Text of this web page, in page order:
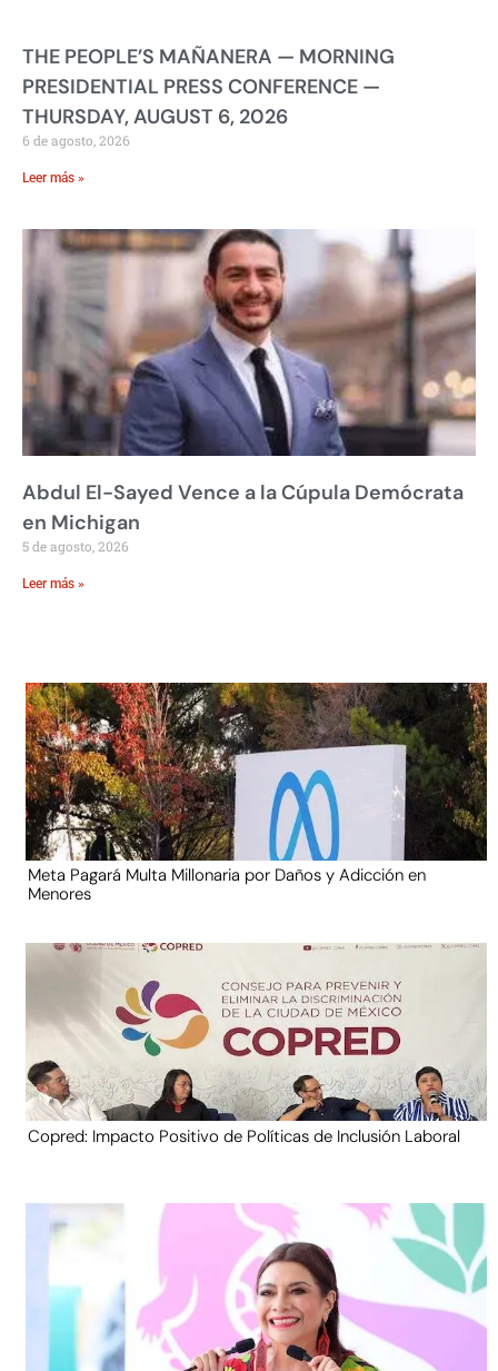
THE PEOPLE’S MAÑANERA — MORNING
PRESIDENTIAL PRESS CONFERENCE —
THURSDAY, AUGUST 6, 2026
6 de agosto, 2026
Leer más »
Abdul El-Sayed Vence a la Cúpula Demócrata
en Michigan
5 de agosto, 2026
Leer más »
Meta Pagará Multa Millonaria por Daños y Adicción en
Menores
Copred: Impacto Positivo de Políticas de Inclusión Laboral